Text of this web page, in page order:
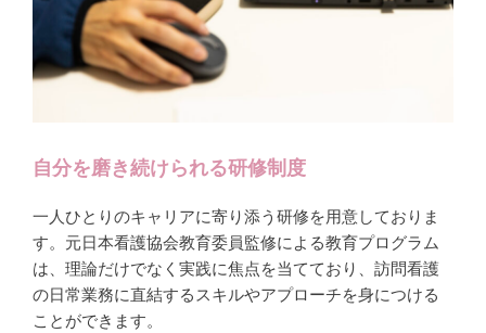
自分を磨き続けられる研修制度
一人ひとりのキャリアに寄り添う研修を用意しておりま
す。元日本看護協会教育委員監修による教育プログラム
は、理論だけでなく実践に焦点を当てており、訪問看護
の日常業務に直結するスキルやアプローチを身につける
ことができます。